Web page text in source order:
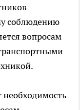
соблюдению
вопросам
необходимость